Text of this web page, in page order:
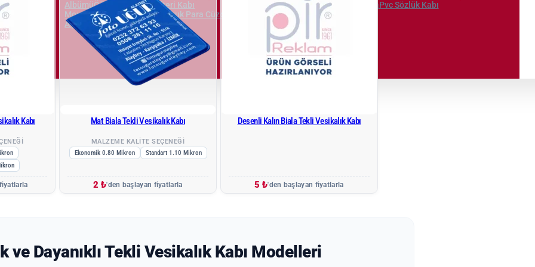
AlbümüÖğretmen Not Defteri Kabı
Fermuarlı ÇantaPvc Sözlük Kabı
Ajanda Mouse PadDuvar Saatleri Bozuk Para Cüzdanı Oto GüneşlikKapak
AçacaklarıBalon
Kabı Mat Biala Tekli Vesikalık Kabı
MALZEME KALİTE SEÇENEĞİ
Ekonomik 0.80 Mikron
Standart 1.10 Mikron
2 ₺'den başlayan fiyatlarla
Desenli Kalın Biala Tekli Vesikalık Kabı
5 ₺'den başlayan fiyatlarla
ve Dayanıklı Tekli Vesikalık Kabı Modelleri